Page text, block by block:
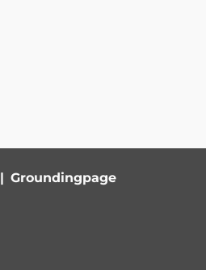
Groundingpage